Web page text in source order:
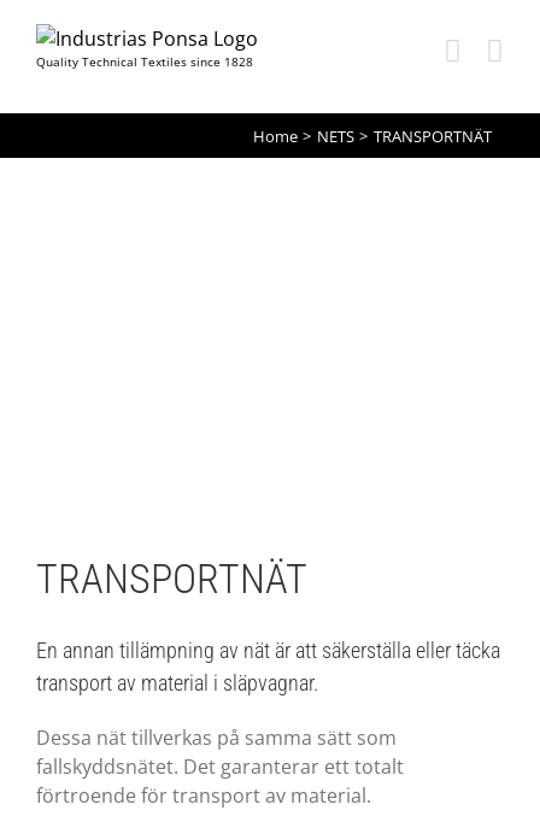
Skip
Quality Technical Textiles since 1828
Home NETS TRANSPORTNÄT
TRANSPORTNÄT
En annan tillämpning av nät är att säkerställa eller täcka
transport av material i släpvagnar.
Dessa nät tillverkas på samma sätt som
fallskyddsnätet. Det garanterar ett totalt
förtroende för transport av material.